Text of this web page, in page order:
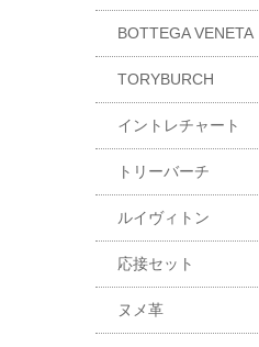
BOTTEGA VENETA
TORYBURCH
イントレチャート
トリーバーチ
ルイヴィトン
応接セット
ヌメ革